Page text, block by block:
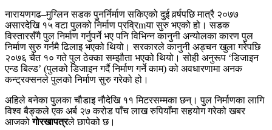
नारायणगढ–मुग्लिन सडक पुनर्निर्माण सकिएको दुई वर्र्षपछि मात्रै २०७७
असारदेखि १५ वटा पुलको निर्माण प्रव्रिmया सुरु भएको हो। सडक
विस्तारसँगै पुल निर्माण गर्नुपर्ने भए पनि विभिन्न कानुनी अन्योलका कारण पुल
निर्माण सुरु गर्नमै ढिलाइ भएको थियो। सरकारले कानुनी अड्चन खुला गरेपछि
२०७६ चैत १० गते पुल ठेक्का सम्झौता भएको थियो। सोही अनुरूप ‘डिजाइन
एन्ड बिल्ड’ (पुलको डिजाइन गर्दै निर्माण गर्ने काम) को अवधारणामा अनक
कन्ट्रक्सनले पुलको निर्माण सुरु गरेको हो।
अहिले बनेका पुलका चौडाइ नौदेखि ११ मिटरसम्मका छन्। पुल निर्माणका लागि
विश्व बैङ्कले एक अर्ब २७ करोड पाँच लाख रुपियाँमा सहयोग गरेको खबर
आजकोगोरखापत्रले छापेको छ।